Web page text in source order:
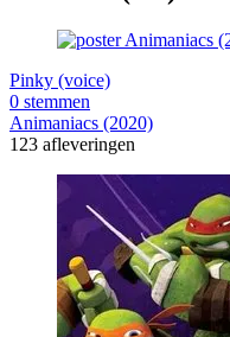
Pinky (voice)
0 stemmen
Animaniacs (2020)
123 afleveringen